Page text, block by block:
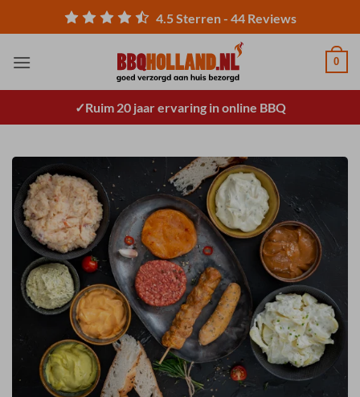
naar
4.5Sterren - 44Reviews
0
Ruim 20 jaar ervaring in online BBQ